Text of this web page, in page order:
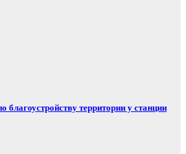
территории у станции